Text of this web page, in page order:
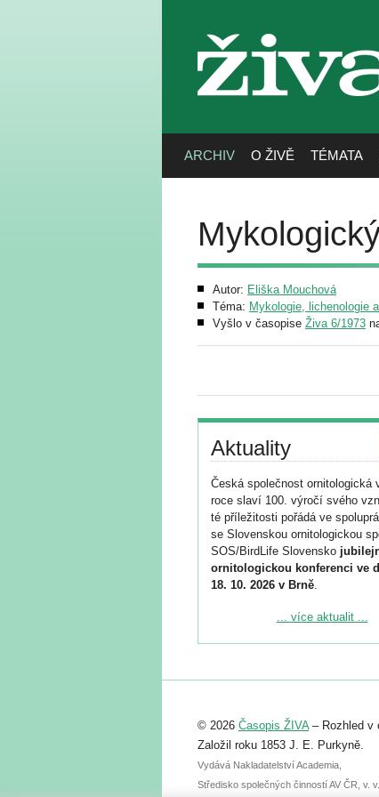
živa
ARCHIV O ŽIVĚ TÉMATA
Autor: Eliška Mouchová
Téma: Mykologie, lichenologie
Vyšlo v časopise Živa 6/1973
Aktuality
Česká společnost ornitologická
roce slaví 100. výročí svého
té příležitosti pořádá ve
se Slovenskou ornitologickou
SOS/BirdLife Slovensko
ornitologickou konferenci ve
18. 10. 2026 v Brně.
Podrobnější informace ke
Registrovat se můžete do 6.
abstraktu přihlášené přednášky
posteru je už 30. června.
... více aktualit ...
© 2026 Časopis ŽIVA– Rozhled v
Založil roku 1853 J. E. Purkyně.
Vydává Nakladatelství Academia,
Středisko společných činností AV ČR, v.